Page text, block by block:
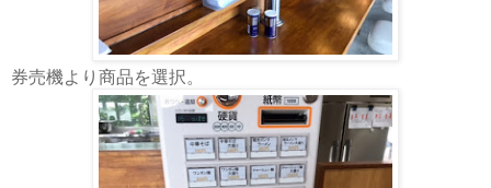
券売機より商品を選択。